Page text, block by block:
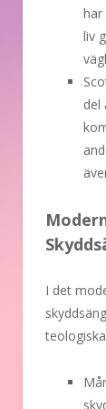
har
liv
del
I det